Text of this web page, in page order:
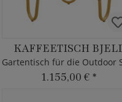
KAFFEETISCH
1.155,00 € *